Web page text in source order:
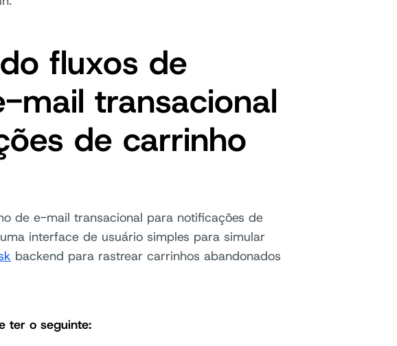
fluxos de
mail transacional
de carrinho
de e-mail transacional para notificações de
interface de usuário simples para simular
backend para rastrear carrinhos abandonados
ter o seguinte: